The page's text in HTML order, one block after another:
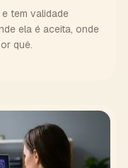
tem validade
ela é aceita, onde
quê.